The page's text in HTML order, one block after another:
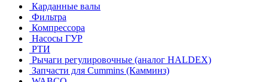
Карданные валы
Фильтра
Компрессора
Насосы ГУР
РТИ
Рычаги регулировочные (аналог HALDEX)
Запчасти для Cummins (Камминз)